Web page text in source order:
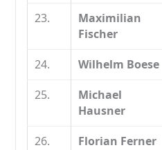
23.
Maximilian
Fischer
24. Wilhelm Boese
25.
Michael
Hausner
26. Florian Ferner